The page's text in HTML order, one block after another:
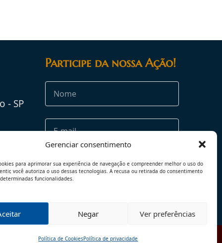
Gerenciar consentimento
para aprimorar sua experiência de navegação e compreender melhor o uso do
você autoriza o uso dessas tecnologias. A recusa ou retirada do consentimento
funcionalidades.
Negar Ver preferências
Política de CookiesPolítica de privacidade
- SP
Participe da nossa Ação!